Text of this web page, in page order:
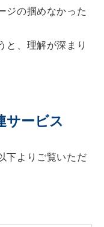
ジの掴めなかった
と、理解が深まり
サービス
下よりご覧いただ